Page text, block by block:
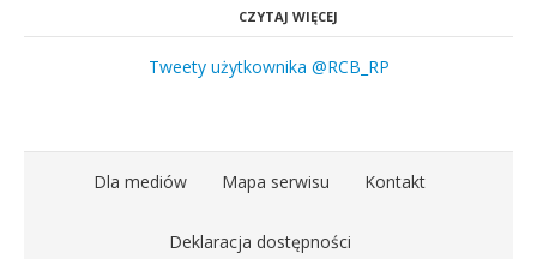
CZYTAJ WIĘCEJ
Tweety użytkownika @RCB_RP
Dla mediów Mapa serwisu Kontakt
Deklaracja dostępności